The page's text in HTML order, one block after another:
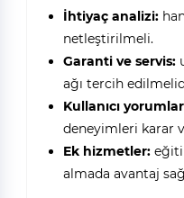
İhtiyaç analizi:
netleştirilmeli.
Garanti ve servis:
ağı tercih
Kullanıcı
deneyimleri karar
Ek hizmetler:
almada avantaj